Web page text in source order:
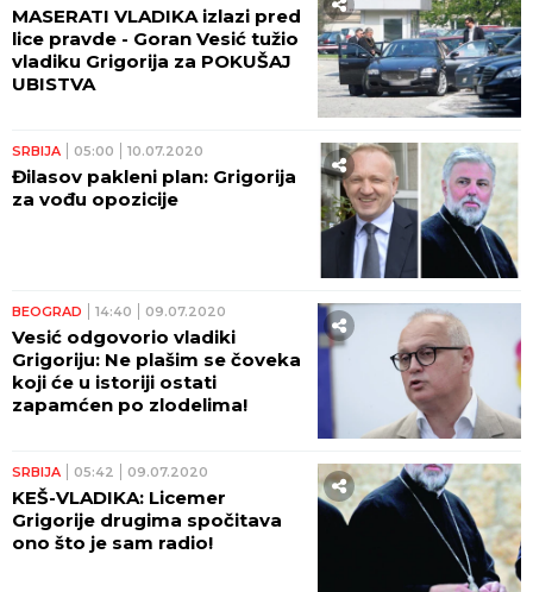
MASERATI VLADIKA izlazi pred
lice pravde - Goran Vesić tužio
vladiku Grigorija za POKUŠAJ
UBISTVA
SRBIJA 05:00 10.07.2020
Đilasov pakleni plan: Grigorija
za vođu opozicije
BEOGRAD 14:40 09.07.2020
Vesić odgovorio vladiki
Grigoriju: Ne plašim se čoveka
koji će u istoriji ostati
zapamćen po zlodelima!
SRBIJA 05:42 09.07.2020
KEŠ-VLADIKA: Licemer
Grigorije drugima spočitava
ono što je sam radio!